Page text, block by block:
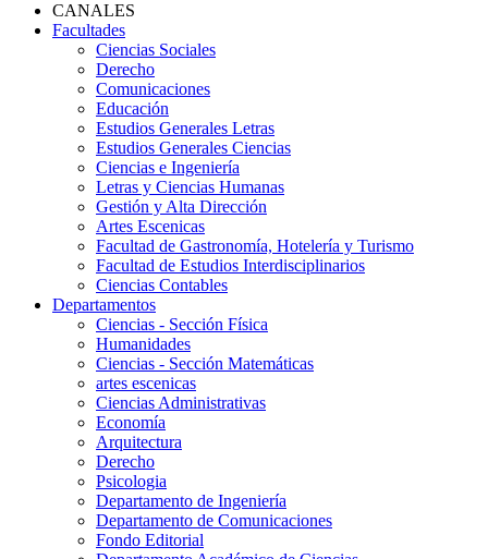
CANALES
Facultades
Ciencias Sociales
Derecho
Comunicaciones
Educación
Estudios Generales Letras
Estudios Generales Ciencias
Ciencias e Ingeniería
Letras y Ciencias Humanas
Gestión y Alta Dirección
Artes Escenicas
Facultad de Gastronomía, Hotelería y Turismo
Facultad de Estudios Interdisciplinarios
Ciencias Contables
Departamentos
Ciencias - Sección Física
Humanidades
Ciencias - Sección Matemáticas
artes escenicas
Ciencias Administrativas
Economía
Arquitectura
Derecho
Psicologia
Departamento de Ingeniería
Departamento de Comunicaciones
Fondo Editorial